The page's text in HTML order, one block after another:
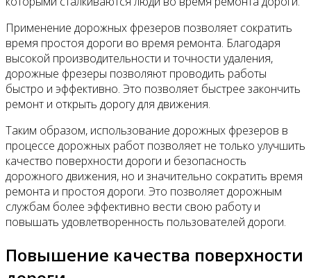
Применение дорожных фрезеров позволяет сократить
время простоя дороги во время ремонта. Благодаря
высокой производительности и точности удаления,
дорожные фрезеры позволяют проводить работы
быстро и эффективно. Это позволяет быстрее закончить
ремонт и открыть дорогу для движения.
Таким образом, использование дорожных фрезеров в
процессе дорожных работ позволяет не только улучшить
качество поверхности дороги и безопасность
дорожного движения, но и значительно сократить время
ремонта и простоя дороги. Это позволяет дорожным
службам более эффективно вести свою работу и
повышать удовлетворенность пользователей дороги.
Повышение качества поверхности